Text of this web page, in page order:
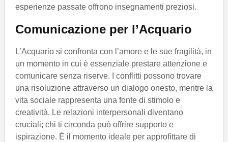
esperienze passate offrono insegnamenti preziosi.
Comunicazione per l’Acquario
L’Acquario si confronta con l’amore e le sue fragilità, in
un momento in cui è essenziale prestare attenzione e
comunicare senza riserve. I conflitti possono trovare
una risoluzione attraverso un dialogo onesto, mentre la
vita sociale rappresenta una fonte di stimolo e
creatività. Le relazioni interpersonali diventano
cruciali; chi ti circonda può offrire supporto e
ispirazione. È il momento ideale per approfittare di